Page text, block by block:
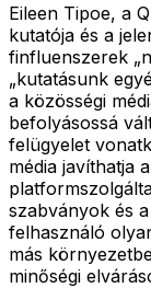
Eileen Tipoe, a
kutatója és a
finfluenszerek
„kutatásunk
a közösségi
befolyásossá
felügyelet
média javíthatja
szabványok és
felhasználó
más
minőségi